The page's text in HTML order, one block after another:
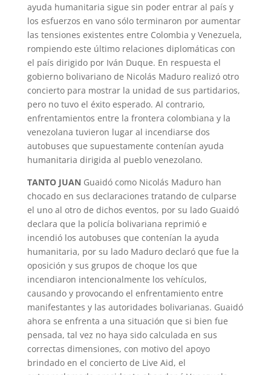
ayuda humanitaria sigue sin poder entrar al país y
los esfuerzos en vano sólo terminaron por aumentar
las tensiones existentes entre Colombia y Venezuela,
rompiendo este último relaciones diplomáticas con
el país dirigido por Iván Duque. En respuesta el
gobierno bolivariano de Nicolás Maduro realizó otro
concierto para mostrar la unidad de sus partidarios,
pero no tuvo el éxito esperado. Al contrario,
enfrentamientos entre la frontera colombiana y la
venezolana tuvieron lugar al incendiarse dos
autobuses que supuestamente contenían ayuda
humanitaria dirigida al pueblo venezolano.
TANTO JUAN Guaidó como Nicolás Maduro han
chocado en sus declaraciones tratando de culparse
el uno al otro de dichos eventos, por su lado Guaidó
declara que la policía bolivariana reprimió e
incendió los autobuses que contenían la ayuda
humanitaria, por su lado Maduro declaró que fue la
oposición y sus grupos de choque los que
incendiaron intencionalmente los vehículos,
causando y provocando el enfrentamiento entre
manifestantes y las autoridades bolivarianas. Guaidó
ahora se enfrenta a una situación que si bien fue
pensada, tal vez no haya sido calculada en sus
correctas dimensiones, con motivo del apoyo
brindado en el concierto de Live Aid, el